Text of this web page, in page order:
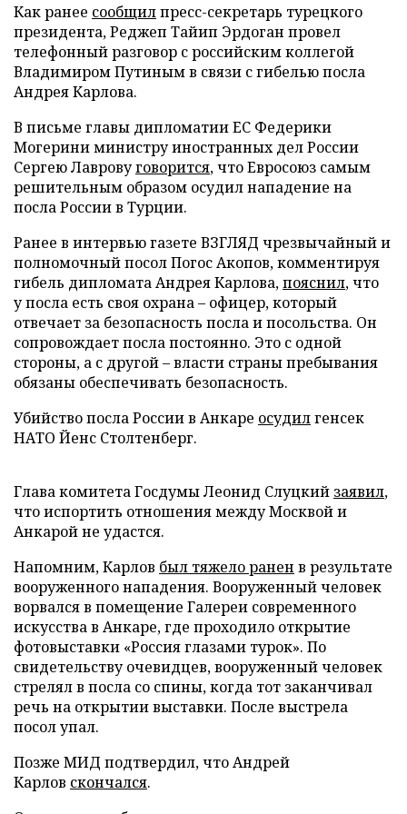
Как ранее сообщилпресс-секретарь турецкого
президента, Реджеп Тайип Эрдоган провел
телефонный разговор с российским коллегой
Владимиром Путиным в связи с гибелью посла
Андрея Карлова.
В письме главы дипломатии ЕС Федерики
Могерини министру иностранных дел России
Сергею Лавровуговорится, что Евросоюз самым
решительным образом осудил нападение на
посла России в Турции.
Ранее в интервью газете ВЗГЛЯД чрезвычайный и
полномочный посол Погос Акопов, комментируя
гибель дипломата Андрея Карлова,пояснил, что
у посла есть своя охрана – офицер, который
отвечает за безопасность посла и посольства. Он
сопровождает посла постоянно. Это с одной
стороны, а с другой – власти страны пребывания
обязаны обеспечивать безопасность.
Убийство посла России в Анкаре осудилгенсек
НАТО Йенс Столтенберг.
Глава комитета Госдумы Леонид Слуцкий заявил,
что испортить отношения между Москвой и
Анкарой не удастся.
Напомним, Карлов был тяжело ранен в результате
вооруженного нападения. Вооруженный человек
ворвался в помещение Галереи современного
искусства в Анкаре, где проходило открытие
фотовыставки «Россия глазами турок». По
свидетельству очевидцев, вооруженный человек
стрелял в посла со спины, когда тот заканчивал
речь на открытии выставки. После выстрела
посол упал.
Позже МИД подтвердил, что Андрей
Карлов скончался.